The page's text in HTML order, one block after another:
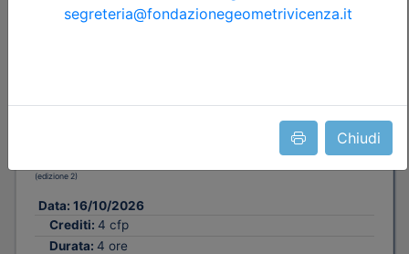
Chiudi
normative e pratica DPI III Categoria -
dell'aggiornamento D.Lga.81/08
(edizione 2)
Data: 16/10/2026
Crediti: 4 cfp
Durata: 4 ore